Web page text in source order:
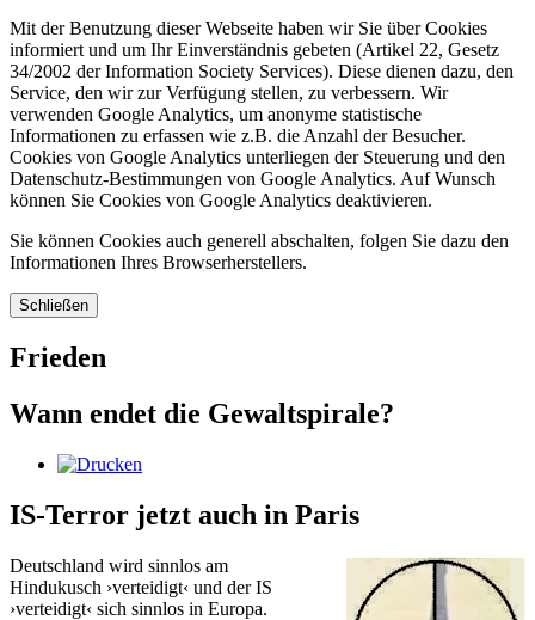
Mit der Benutzung dieser Webseite haben wir Sie über Cookies
informiert und um Ihr Einverständnis gebeten (Artikel 22, Gesetz
34/2002 der Information Society Services). Diese dienen dazu, den
Service, den wir zur Verfügung stellen, zu verbessern. Wir
verwenden Google Analytics, um anonyme statistische
Informationen zu erfassen wie z.B. die Anzahl der Besucher.
Cookies von Google Analytics unterliegen der Steuerung und den
Datenschutz-Bestimmungen von Google Analytics. Auf Wunsch
können Sie Cookies von Google Analytics deaktivieren.
Sie können Cookies auch generell abschalten, folgen Sie dazu den
Informationen Ihres Browserherstellers.
Schließen
Frieden
Wann endet die Gewaltspirale?
IS-Terror jetzt auch in Paris
Deutschland wird sinnlos am
Hindukusch ›verteidigt‹ und der IS
›verteidigt‹ sich sinnlos in Europa.